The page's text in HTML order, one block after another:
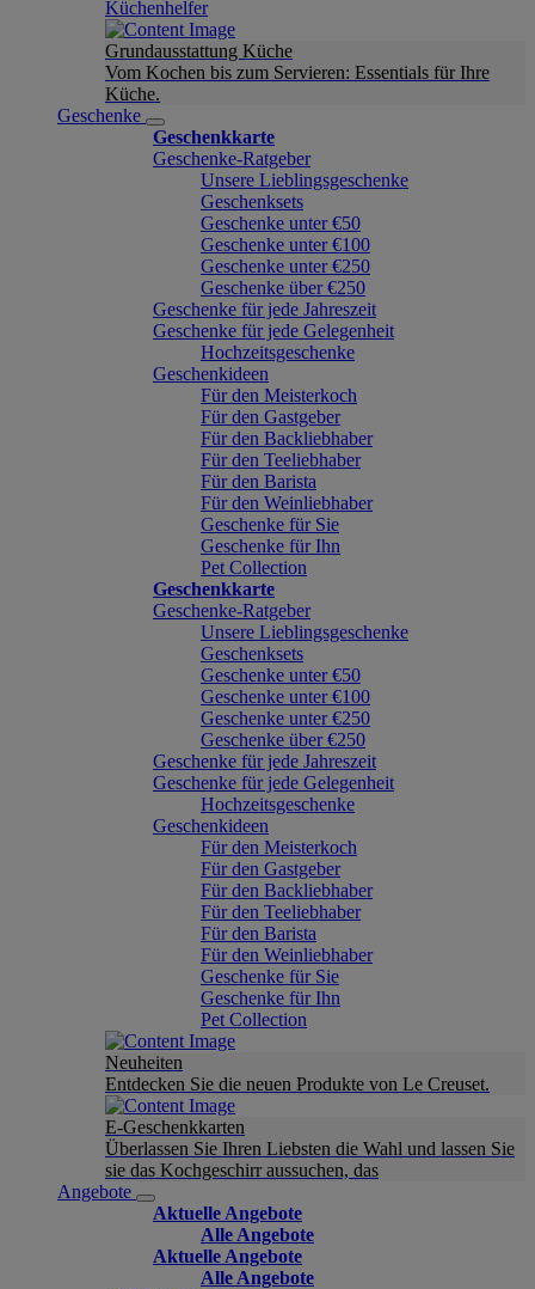
Küchenhelfer
Grundausstattung Küche
Vom Kochen bis zum Servieren: Essentials für Ihre
Küche.
Geschenke
Geschenkkarte
Geschenke-Ratgeber
Unsere Lieblingsgeschenke
Geschenksets
Geschenke unter €50
Geschenke unter €100
Geschenke unter €250
Geschenke über €250
Geschenke für jede Jahreszeit
Geschenke für jede Gelegenheit
Hochzeitsgeschenke
Geschenkideen
Für den Meisterkoch
Für den Gastgeber
Für den Backliebhaber
Für den Teeliebhaber
Für den Barista
Für den Weinliebhaber
Geschenke für Sie
Geschenke für Ihn
Pet Collection
Geschenkkarte
Geschenke-Ratgeber
Unsere Lieblingsgeschenke
Geschenksets
Geschenke unter €50
Geschenke unter €100
Geschenke unter €250
Geschenke über €250
Geschenke für jede Jahreszeit
Geschenke für jede Gelegenheit
Hochzeitsgeschenke
Geschenkideen
Für den Meisterkoch
Für den Gastgeber
Für den Backliebhaber
Für den Teeliebhaber
Für den Barista
Für den Weinliebhaber
Geschenke für Sie
Geschenke für Ihn
Pet Collection
Neuheiten
Entdecken Sie die neuen Produkte von Le Creuset.
E-Geschenkkarten
Überlassen Sie Ihren Liebsten die Wahl und lassen Sie
sie das Kochgeschirr aussuchen, das
Angebote
Aktuelle Angebote
Alle Angebote
Aktuelle Angebote
Alle Angebote